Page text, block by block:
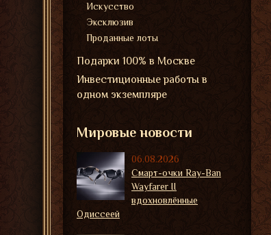
Искусство
Эксклюзив
Проданные лоты
Подарки 100% в Москве
Инвестиционные работы в
одном экземпляре
Мировые новости
06.08.2026
Смарт-очки Ray-Ban
Wayfarer II
вдохновлённые
Одиссеей